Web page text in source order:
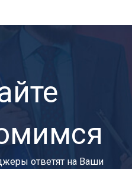
ответят на Ваши